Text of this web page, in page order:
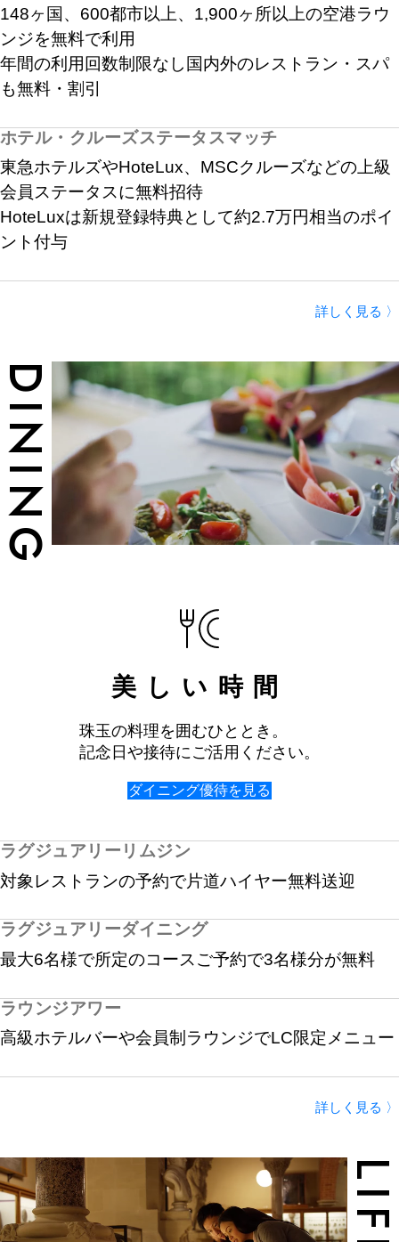
148ヶ国、 600都市以上、 1,900ヶ所以上の空港ラウ
ンジを無料で利用
年間の利用回数制限なし国内外のレストラン・スパ
も無料・割引
ホテル・クルーズステータスマッチ
東急ホテルズやHoteLux、MSCクルーズなどの上級
会員ステータスに無料招待
HoteLuxは新規登録特典として約2.7万円相当のポイ
ント付与
詳しく見る 〉
美しい時間
珠玉の料理を囲むひととき。
記念日や接待にご活用ください。
ダイニング優待を見る
ラグジュアリーリムジン
対象レストランの予約で片道ハイヤー無料送迎
ラグジュアリーダイニング
最大6名様で所定のコースご予約で3名様分が無料
ラウンジアワー
高級ホテルバーや会員制ラウンジでLC限定メニュー
詳しく見る 〉